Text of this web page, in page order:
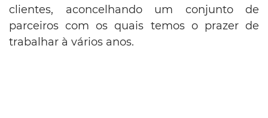
clientes, aconcelhando um conjunto de
parceiros com os quais temos o prazer de
trabalhar à vários anos.